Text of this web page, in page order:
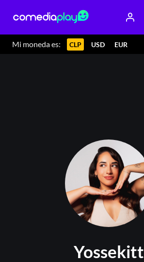
Mi moneda es: CLP USD EUR
Yossekitt